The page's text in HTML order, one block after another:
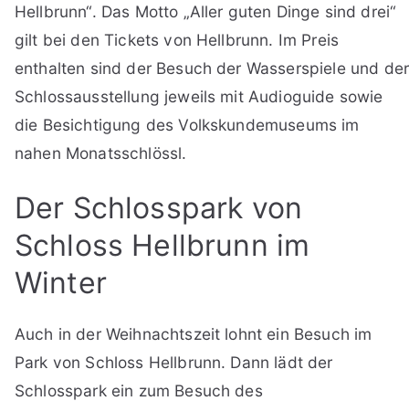
Hellbrunn“. Das Motto „Aller guten Dinge sind drei“
gilt bei den Tickets von Hellbrunn. Im Preis
enthalten sind der Besuch der Wasserspiele und der
Schlossausstellung jeweils mit Audioguide sowie
die Besichtigung des Volkskundemuseums im
nahen Monatsschlössl.
Der Schlosspark von
Schloss Hellbrunn im
Winter
Auch in der Weihnachtszeit lohnt ein Besuch im
Park von Schloss Hellbrunn. Dann lädt der
Schlosspark ein zum Besuch des